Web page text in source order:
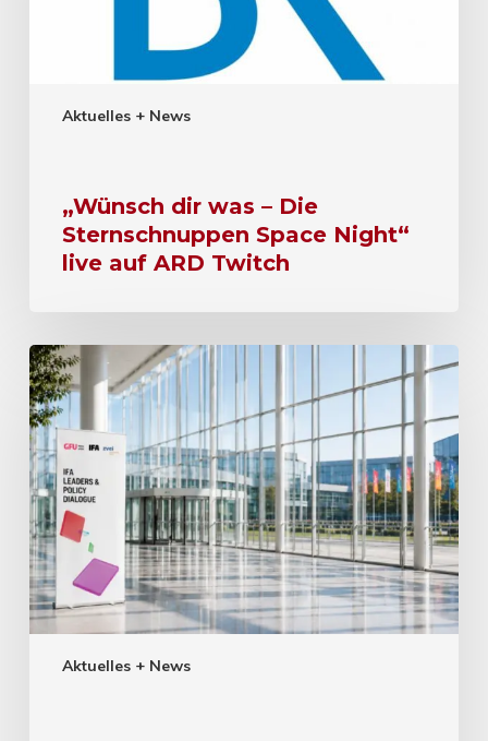
Aktuelles + News
„Wünsch dir was – Die
Sternschnuppen Space Night“
live auf ARD Twitch
Aktuelles + News